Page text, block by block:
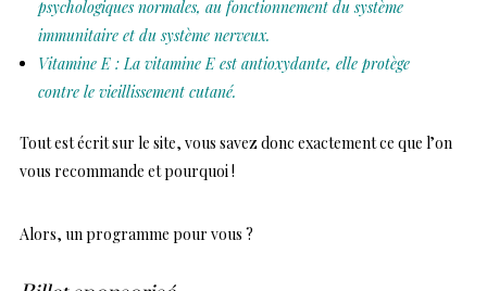
psychologiques normales, au fonctionnement du système
immunitaire et du système nerveux.
Vitamine E : La vitamine E est antioxydante, elle protège
contre le vieillissement cutané.
Tout est écrit sur le site, vous savez donc exactement ce que l’on
vous recommande et pourquoi !
Alors, un programme pour vous ?